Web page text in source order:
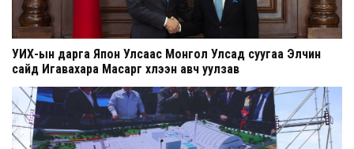
УИХ-ын дарга Япон Улсаас Монгол Улсад суугаа Элчин
сайд Игавахара Масарүг хүлээн авч уулзав